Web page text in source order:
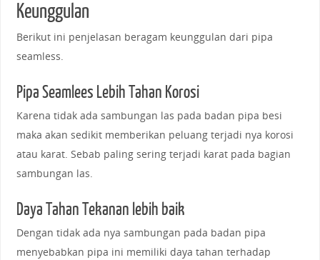
Keunggulan
Berikut ini penjelasan beragam keunggulan dari pipa
seamless.
Pipa Seamlees Lebih Tahan Korosi
Karena tidak ada sambungan las pada badan pipa besi
maka akan sedikit memberikan peluang terjadi nya korosi
atau karat. Sebab paling sering terjadi karat pada bagian
sambungan las.
Daya Tahan Tekanan lebih baik
Dengan tidak ada nya sambungan pada badan pipa
menyebabkan pipa ini memiliki daya tahan terhadap